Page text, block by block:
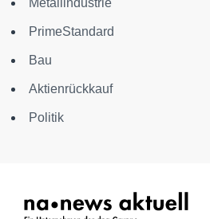
Metallindustrie
PrimeStandard
Bau
Aktienrückkauf
Politik